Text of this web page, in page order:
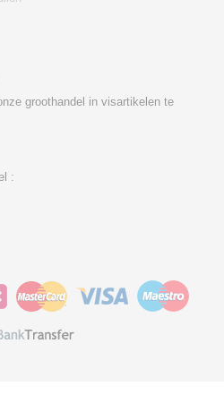
groothandel in visartikelen te
: